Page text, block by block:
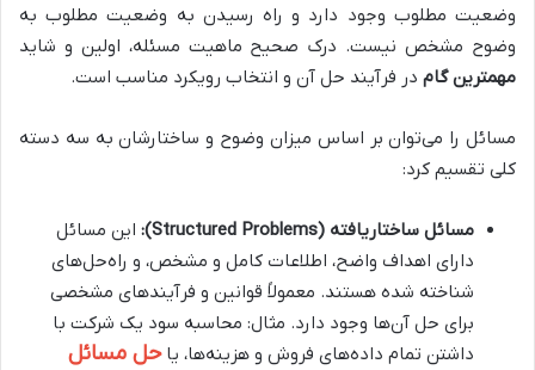
وضعیت مطلوب وجود دارد و راه رسیدن به وضعیت مطلوب به
وضوح مشخص نیست. درک صحیح ماهیت مسئله، اولین و شاید
مهمترین گام در فرآیند حل آن و انتخاب رویکرد مناسب است.
مسائل را می‌توان بر اساس میزان وضوح و ساختارشان به سه دسته
کلی تقسیم کرد:
مسائل ساختاریافته (Structured Problems):
این مسائل
دارای اهداف واضح، اطلاعات کامل و مشخص، و راه‌حل‌های
شناخته شده هستند. معمولاً قوانین و فرآیندهای مشخصی
برای حل آن‌ها وجود دارد. مثال: محاسبه سود یک شرکت با
داشتن تمام داده‌های فروش و هزینه‌ها، یاحل مسائل